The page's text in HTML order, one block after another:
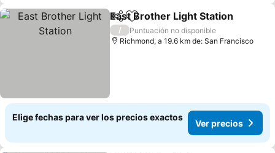
CompartirAgregar a favoritos
East Brother Light Station
/
Puntuación no disponible
Richmond, a 19.6 km de: San Francisco
Elige fechas para ver los precios exactos
Ver precios